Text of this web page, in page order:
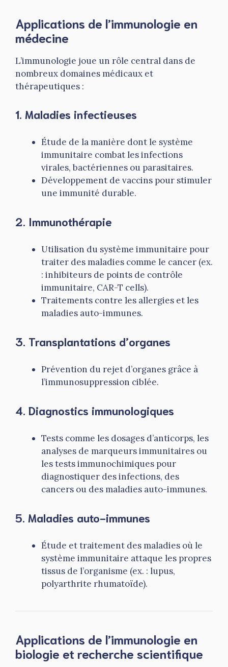
Applications de l’immunologie en
médecine
L’immunologie joue un rôle central dans de
nombreux domaines médicaux et
thérapeutiques :
1. Maladies infectieuses
Étude de la manière dont le système
immunitaire combat les infections
virales, bactériennes ou parasitaires.
Développement de vaccins pour stimuler
une immunité durable.
2. Immunothérapie
Utilisation du système immunitaire pour
traiter des maladies comme le cancer (ex.
: inhibiteurs de points de contrôle
immunitaire, CAR-T cells).
Traitements contre les allergies et les
maladies auto-immunes.
3. Transplantations d’organes
Prévention du rejet d’organes grâce à
l’immunosuppression ciblée.
4. Diagnostics immunologiques
Tests comme les dosages d’anticorps, les
analyses de marqueurs immunitaires ou
les tests immunochimiques pour
diagnostiquer des infections, des
cancers ou des maladies auto-immunes.
5. Maladies auto-immunes
Étude et traitement des maladies où le
système immunitaire attaque les propres
tissus de l’organisme (ex. : lupus,
polyarthrite rhumatoïde).
Applications de l’immunologie en
biologie et recherche scientifique